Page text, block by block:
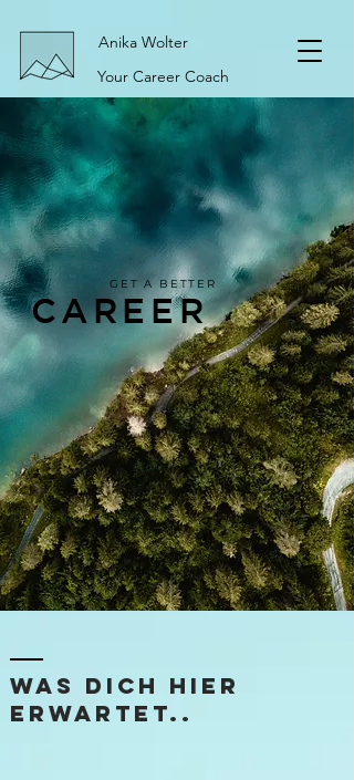
Anika Wolter
Your Career Coach
GET A BETTER
CAREER
was dich hier
erwartet..